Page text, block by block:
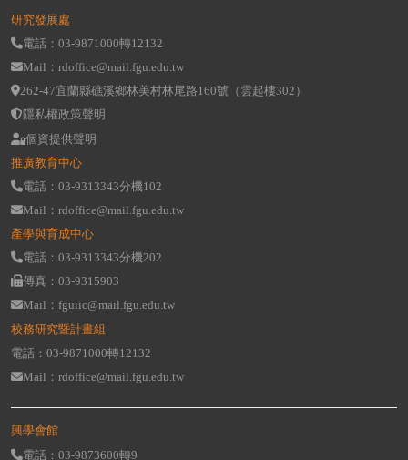
研究發展處
電話：03-9871000轉12132
Mail：rdoffice@mail.fgu.edu.tw
262-47宜蘭縣礁溪鄉林美村林尾路160號（雲起樓302）
隱私權政策聲明
個資提供聲明
推廣教育中心
電話：03-9313343分機102
Mail：rdoffice@mail.fgu.edu.tw
產學與育成中心
電話：03-9313343分機202
傳真：03-9315903
Mail：fguiic@mail.fgu.edu.tw
校務研究暨計畫組
電話：03-9871000轉12132
Mail：rdoffice@mail.fgu.edu.tw
興學會館
電話：03-9873600轉9